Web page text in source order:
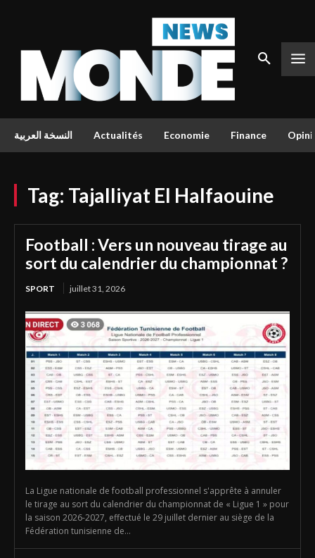
النسخة العربية Actualités Economie Finance
Tag: Tajalliyat El Halfaouine
Football : Vers un nouveau tirage au
sort du calendrier du championnat ?
SPORT juillet 31, 2026
La Ligue nationale de football professionnel s'apprête à annuler
le tirage au sort du calendrier du championnat de « Ligue 1 » pour
la saison 2026-2027, effectué le 29 juillet dernier au siège de la
Fédération tunisienne de...